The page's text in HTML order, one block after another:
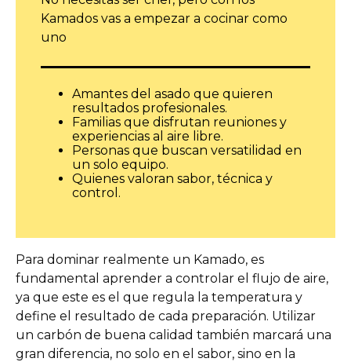
Kamados vas a empezar a cocinar como
uno
Amantes del asado que quieren
resultados profesionales.
Familias que disfrutan reuniones y
experiencias al aire libre.
Personas que buscan versatilidad en
un solo equipo.
Quienes valoran sabor, técnica y
control.
Para dominar realmente un Kamado, es
fundamental aprender a controlar el flujo de aire,
ya que este es el que regula la temperatura y
define el resultado de cada preparación. Utilizar
un carbón de buena calidad también marcará una
gran diferencia, no solo en el sabor, sino en la